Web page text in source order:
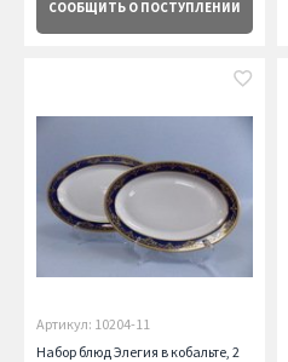
СООБЩИТЬ О ПОСТУПЛЕНИИ
Артикул: 10204-11
Набор блюд Элегия в кобальте, 2